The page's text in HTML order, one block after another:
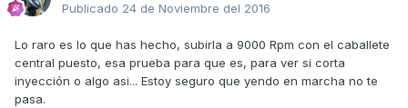
Publicado 24 de Noviembre del 2016
Lo raro es lo que has hecho, subirla a 9000 Rpm con el caballete
central puesto, esa prueba para que es, para ver si corta
inyección o algo asi... Estoy seguro que yendo en marcha no te
pasa.